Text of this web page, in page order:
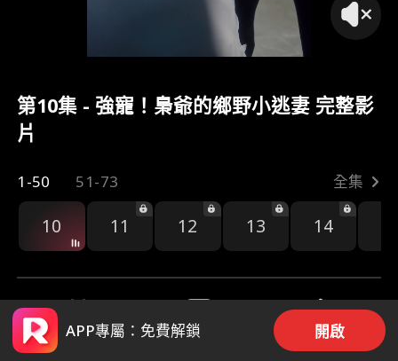
第10集 - 強寵！梟爺的鄉野小逃妻 完整影
片
1-50 51-73 全集
10 11 12 13 14
1.2k 分享
APP專屬：免費解鎖 開啟